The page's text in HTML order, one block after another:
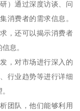
）通过深度访谈、问
消费者的需求信息。
，还可以揭示消费者
息。
，对市场进行深入的
行业趋势等进行详细
团队，他们能够利用